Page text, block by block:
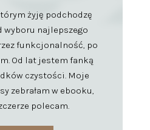
żyję podchodzę
wyboru najlepszego
funkcjonalność, po
Od lat jestem fanką
czystości. Moje
zebrałam w ebooku,
polecam.